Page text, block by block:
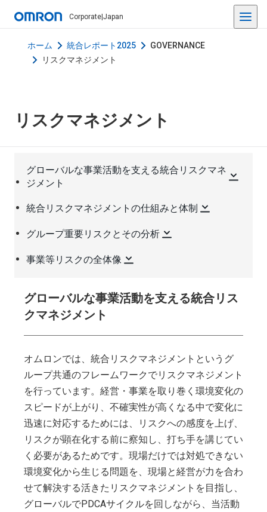
Corporate|Japan
ホーム 統合レポート2025
GOVERNANCE
リスクマネジメント
リスクマネジメント
グローバルな事業活動を支える統合リスクマネ
ジメント
統合リスクマネジメントの仕組みと体制
グループ重要リスクとその分析
事業等リスクの全体像
グローバルな事業活動を支える統合リス
クマネジメント
オムロンでは、統合リスクマネジメントというグ
ループ共通のフレームワークでリスクマネジメント
を行っています。経営・事業を取り巻く環境変化の
スピードが上がり、不確実性が高くなる中で変化に
迅速に対応するためには、リスクへの感度を上げ、
リスクが顕在化する前に察知し、打ち手を講じてい
く必要があるためです。現場だけでは対処できない
環境変化から生じる問題を、現場と経営が力を合わ
せて解決する活きたリスクマネジメントを目指し、
グローバルでPDCAサイクルを回しながら、当活動